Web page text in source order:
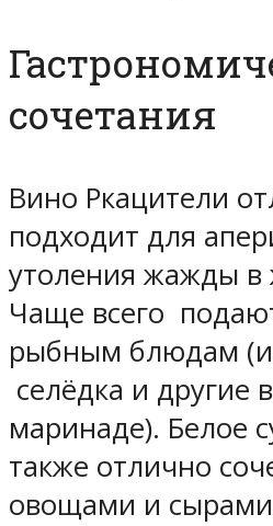
сочетания
Вино Ркацители
подходит для
утоления жажды в
Чаще всего
рыбным блюдам
селёдка и другие
маринаде). Белое
также отлично
овощами и